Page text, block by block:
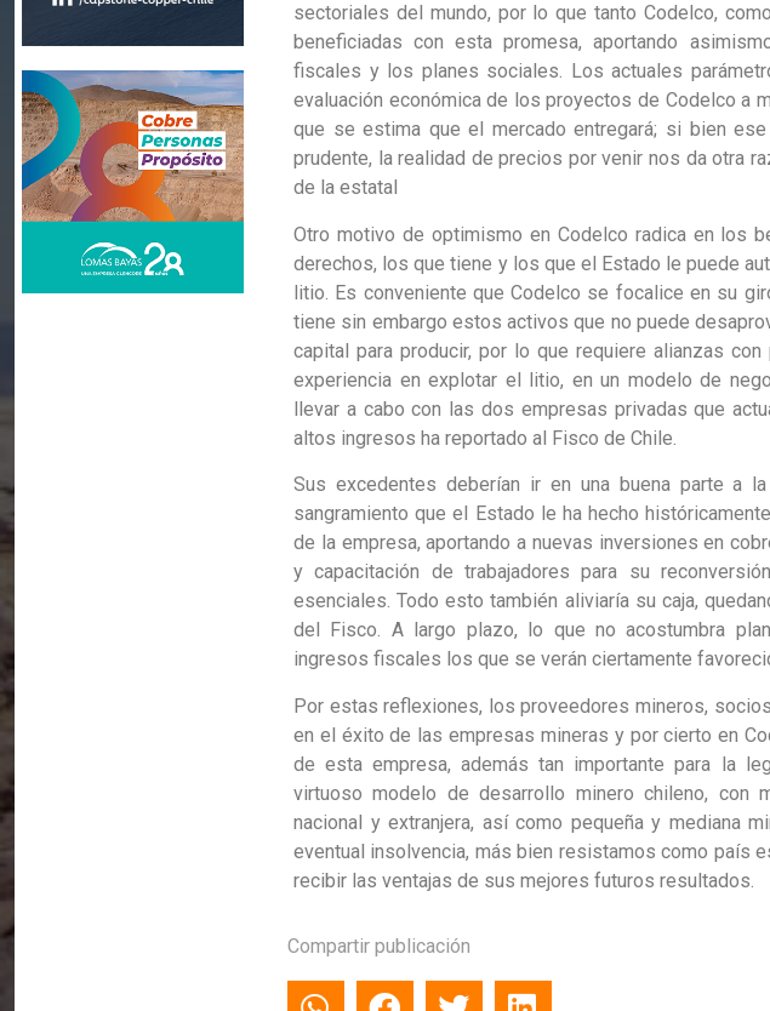
sectoriales del mundo, por lo que tanto Codelco,
beneficiadas con esta promesa, aportando
fiscales y los planes sociales. Los actuales
evaluación económica de los proyectos de Codelco a
que se estima que el mercado entregará; si bien
prudente, la realidad de precios por venir nos da otra
de la estatal
Otro motivo de optimismo en Codelco radica en los
derechos, los que tiene y los que el Estado le puede
litio. Es conveniente que Codelco se focalice en su
tiene sin embargo estos activos que no puede
capital para producir, por lo que requiere alianzas
experiencia en explotar el litio, en un modelo de
llevar a cabo con las dos empresas privadas que
altos ingresos ha reportado al Fisco de Chile.
Sus excedentes deberían ir en una buena parte a
sangramiento que el Estado le ha hecho
de la empresa, aportando a nuevas inversiones en
y capacitación de trabajadores para su
esenciales. Todo esto también aliviaría su caja,
del Fisco. A largo plazo, lo que no acostumbra
ingresos fiscales los que se verán ciertamente
Por estas reflexiones, los proveedores mineros,
en el éxito de las empresas mineras y por cierto en
de esta empresa, además tan importante para la
virtuoso modelo de desarrollo minero chileno, con
nacional y extranjera, así como pequeña y mediana
eventual insolvencia, más bien resistamos como país
recibir las ventajas de sus mejores futuros resultados.
Compartir publicación